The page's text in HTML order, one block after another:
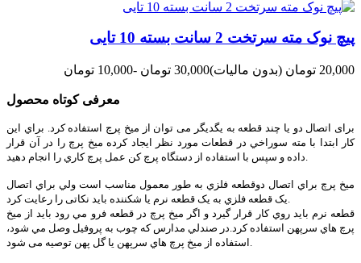
پیچ نوک مته سرتخت 2 سانت بسته 10 تایی
20,000 تومان (بدون مالیات)30,000 تومان -10,000 تومان
معرفی کوتاه محصول
برای اتصال دو یا چند قطعه به یگدیگر می توان از میخ پرچ استفاده کرد. براي اين
کار ابتدا با مته سوراخي در قطعات مورد نظر ايجاد کرده ميخ پرچ را در آن قرار
داده و سپس با استفاده از دستگاه پرچ کن عمل پرچ کاري را انجام دهید.
ميخ پرچ براي اتصال دوقطعه فلزي به طور معمول مناسب است ولي براي اتصال
يک قطعه فلزي به يک قطعه نرم يا شکننده بايد نکاتی را رعایت کرد.
قطعه نرم بايد روي کار قرار گيرد و اگر ميخ پرچ در قطعه فرو مي رود بايد از ميخ
پرچ هاي سرپهن استفاده کرد.در صندلي مدارس که چوب به پروفيل وصل مي شود،
استفاده از ميخ پرچ هاي سرپهن یا گل پهن توصیه می شود.